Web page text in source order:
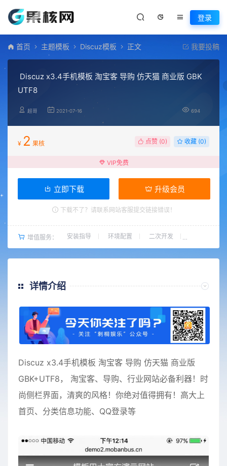
登录
首页 主题模板 Discuz模板 正文 我要投稿
Discuz x3.4手机模板 淘宝客 导购 仿天猫 商业版 GBK
UTF8
超哥 2021-07-16 694
¥ 2 果核 点赞 (0) 收藏 (0)
VIP免费
立即下载 升级会员
下载不了？请联系网站客服提交链接错误！
增值服务： 安装指导 环境配置 二次开发
详情介绍
Discuz x3.4手机模板 淘宝客 导购 仿天猫 商业版
GBK+UTF8， 淘宝客、导购、行业网站必备利器！时
尚侧栏界面，清爽的风格！你绝对值得拥有！高大上
首页、分类信息功能、QQ登录等